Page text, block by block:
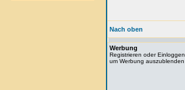
Nach oben
Werbung
Registrieren oder Einloggen,
um Werbung auszublenden